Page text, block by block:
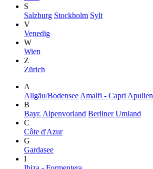
S
Salzburg Stockholm Sylt
V
Venedig
W
Wien
Z
Zürich
A
Allgäu/Bodensee Amalfi - Capri Apulien
B
Bayr. Alpenvorland Berliner Umland
C
Côte d'Azur
G
Gardasee
I